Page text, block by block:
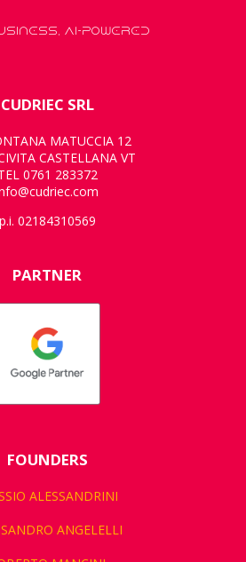
AI-POWERED
CUDRIEC SRL
MATUCCIA 12
CASTELLANA VT
0761 283372
p.i. 02184310569
PARTNER
FOUNDERS
ALESSANDRINI
ANGELELLI